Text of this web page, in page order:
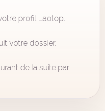
profil Laotop.
votre dossier.
de la suite par